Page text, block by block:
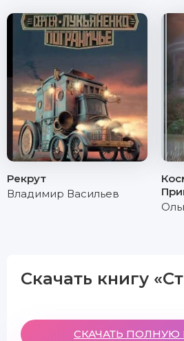
Рекрут
Владимир Васильев
Скачать книгу
СКАЧАТЬ ПОЛНУЮ